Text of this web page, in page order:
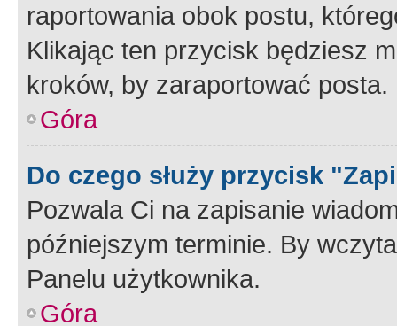
raportowania obok postu,
Klikając ten przycisk będziesz
kroków, by zaraportować posta.
Góra
Do czego służy przycisk
Pozwala Ci na zapisanie
późniejszym terminie. By
Panelu użytkownika.
Góra